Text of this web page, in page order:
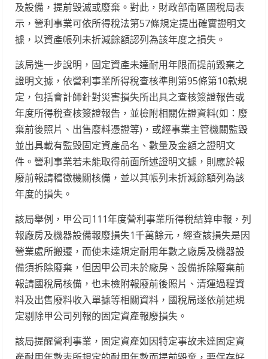
及設備，提前毀滅或廢棄。對此，財政部南區國稅局表
示，營利事業可依所得稅法第57條規定提出確實證明文
據，以資產帳列未折減餘額認列為該年度之損失。
該局進一步說明，固定資產未達耐用年限而提前毀棄之
證明文據，依營利事業所得稅查核準則第95條第10款規
定，包括會計師針對災害損失所出具之查核簽證報告或
年度所得稅查核簽證報告，並檢附相關佐證資料(如：廢
棄前後照片、出售廢料憑證等)，或經事業主管機關監毀
並出具載有監毀固定資產品名、數量及金額之證明文
件。營利事業若未能取得前面所述證明文據，則應於報
廢前報請稽徵機關核備，並以其帳列未折減餘額列為該
年度的損失。
該局舉例，甲公司111年度營利事業所得稅結算申報，列
報廠房及機器設備報廢損失1千萬餘元，經查該損失是因
營業處所搬遷，而使未達規定耐用年數之廠房及機器設
備須拆除廢棄，但因甲公司未於廠房、設備拆除廢棄前
報請國稅局核備，也未檢附報廢前後照片、清運過程資
料及出售廢料收入單據等相關資料，國稅局遂依前述規
定剔除甲公司列報的固定資產報廢損失。
該局提醒營利事業，固定資產如因特定事故未達固定資